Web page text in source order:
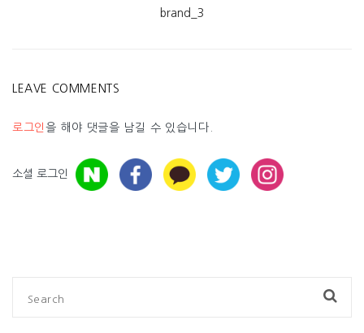
brand_3
LEAVE COMMENTS
로그인을 해야 댓글을 남길 수 있습니다.
소셜 로그인